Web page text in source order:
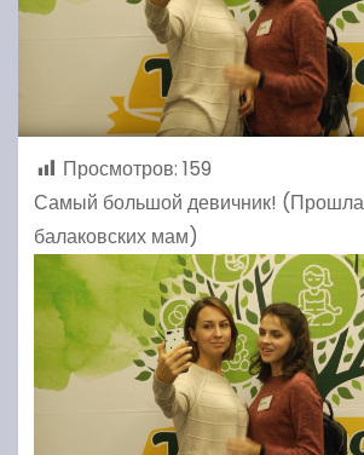
Просмотров: 159
Самый большой девичник! (Прошла
балаковских мам)